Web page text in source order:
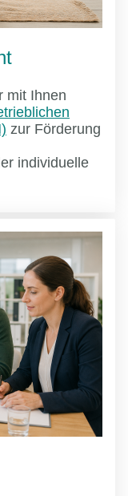
mit Ihnen
zur Förderung
individuelle